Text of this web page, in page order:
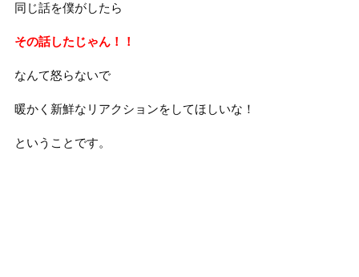
同じ話を僕がしたら
その話したじゃん！！
なんて怒らないで
暖かく新鮮なリアクションをしてほしいな！
ということです。